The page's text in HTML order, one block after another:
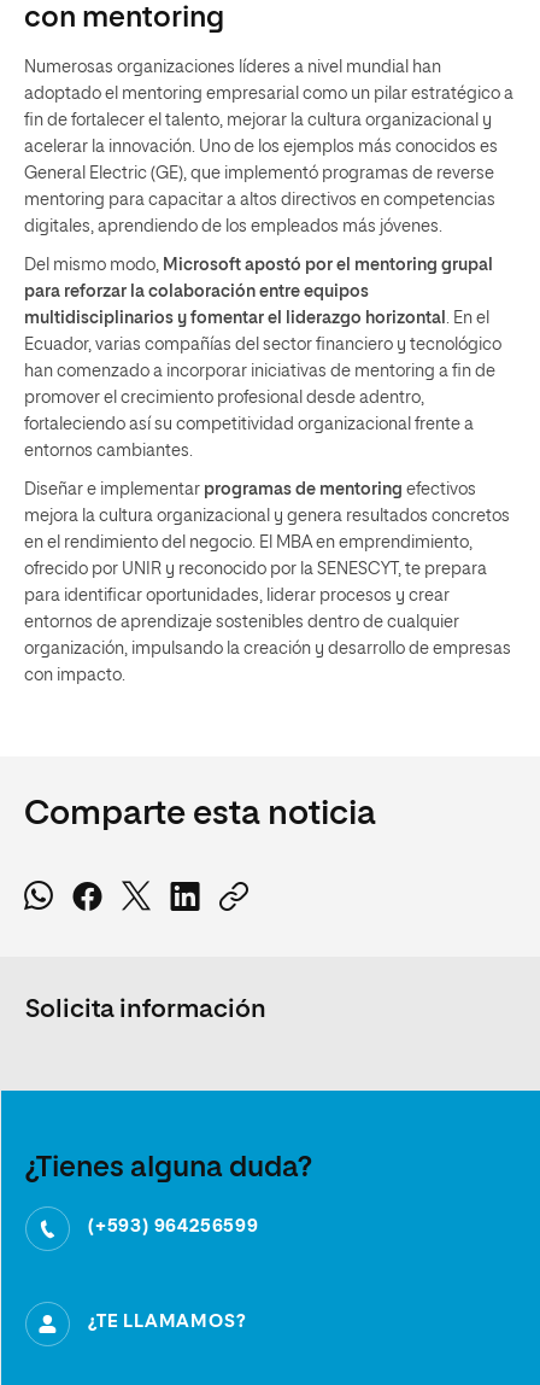
con mentoring
Numerosas organizaciones líderes a nivel mundial han
adoptado el mentoring empresarial como un pilar estratégico a
fin de fortalecer el talento, mejorar la cultura organizacional y
acelerar la innovación. Uno de los ejemplos más conocidos es
General Electric (GE), que implementó programas de reverse
mentoring para capacitar a altos directivos en competencias
digitales, aprendiendo de los empleados más jóvenes.
Del mismo modo, Microsoft apostó por el mentoring grupal
para reforzar la colaboración entre equipos
multidisciplinarios y fomentar el liderazgo horizontal . En el
Ecuador, varias compañías del sector financiero y tecnológico
han comenzado a incorporar iniciativas de mentoring a fin de
promover el crecimiento profesional desde adentro,
fortaleciendo así su competitividad organizacional frente a
entornos cambiantes.
Diseñar e implementar programas de mentoring efectivos
mejora la cultura organizacional y genera resultados concretos
en el rendimiento del negocio. El MBA en emprendimiento,
ofrecido por UNIR y reconocido por la SENESCYT, te prepara
para identificar oportunidades, liderar procesos y crear
entornos de aprendizaje sostenibles dentro de cualquier
organización, impulsando la creación y desarrollo de empresas
con impacto.
Comparte esta noticia
Solicita información
¿Tienes alguna duda?
(+593) 964256599
¿TE LLAMAMOS?